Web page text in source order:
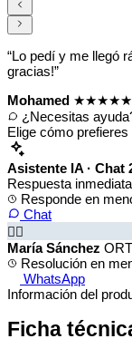
“Lo pedí y me llegó
gracias!”
Mohamed ★★★★★
¿Necesitas
Elige cómo
Asistente IA · Chat
Respuesta
Responde en
Chat
👩‍⚕️
María Sánchez
Resolución en
WhatsApp
Información del
Ficha